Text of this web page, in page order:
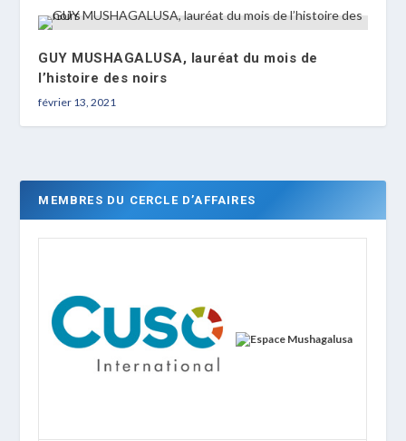
GUY MUSHAGALUSA, lauréat du mois de
l’histoire des noirs
février 13, 2021
MEMBRES DU CERCLE D’AFFAIRES